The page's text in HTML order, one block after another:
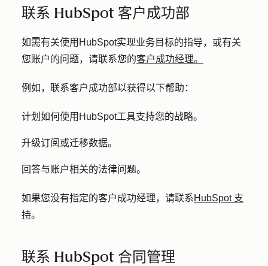
联系 HubSpot 客户成功部
如需有关使用HubSpot实现业务目标的指导，或有关
您账户的问题，请联系您的客户成功经理。
例如，联系客户成功部以获得以下帮助：
计划如何使用HubSpot工具支持您的战略。
升级订阅或迁移数据。
回答与账户相关的法律问题。
如果您没有指定的客户成功经理，请联系HubSpot 支
持。
联系 HubSpot 合同管理